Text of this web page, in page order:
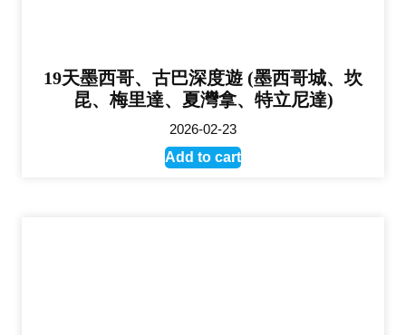
19天墨西哥、古巴深度遊 (墨西哥城、坎
昆、梅里達、夏灣拿、特立尼達)
2026-02-23
Add to cart